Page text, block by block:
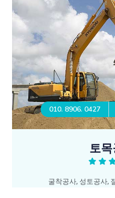
010. 8906. 0427
토
굴착공사, 성토공사,